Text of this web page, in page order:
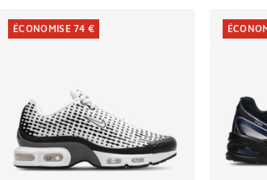
ÉCONOMISE 74 €